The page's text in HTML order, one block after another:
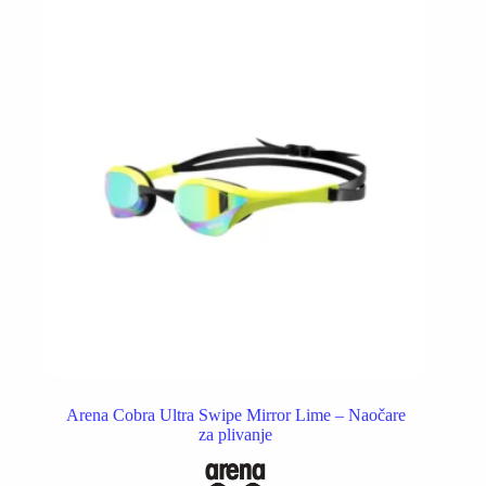
Arena Cobra Ultra Swipe Mirror Lime – Naočare
za plivanje